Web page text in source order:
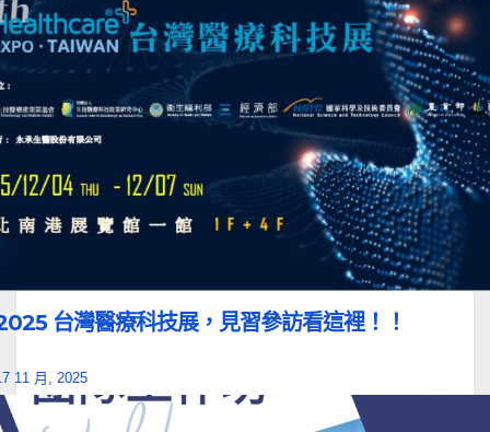
台灣醫療科技展，見習參訪看這裡！！
11 月, 2025